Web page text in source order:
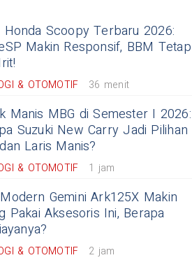
Honda Scoopy Terbaru 2026:
Makin Responsif, BBM Tetap
& OTOMOTIF 36 menit
Manis MBG di Semester I 2026:
Suzuki New Carry Jadi Pilihan
Laris Manis?
& OTOMOTIF 1 jam
Gemini Ark125X Makin
Pakai Aksesoris Ini, Berapa
& OTOMOTIF 2 jam